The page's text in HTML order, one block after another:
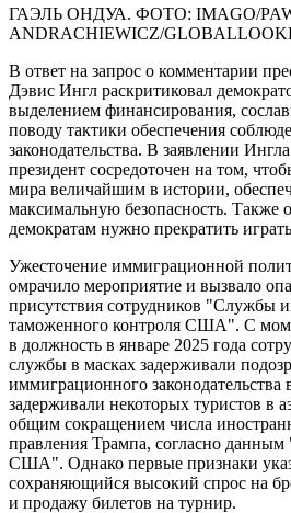
ГАЭЛЬ ОНДУА. ФОТО: IMAGO/
ANDRACHIEWICZ/
В ответ на запрос о комментарии
Дэвис Ингл раскритиковал
выделением финансирования,
поводу тактики обеспечения
законодательства. В заявлении
президент сосредоточен на том,
мира величайшим в истории,
максимальную безопасность. Также
демократам нужно прекратить
Ужесточение иммиграционной
омрачило мероприятие и вызвало
присутствия сотрудников "Службы
таможенного контроля США". С
в должность в январе 2025 года
службы в масках задерживали
иммиграционного
задерживали некоторых туристов в
общим сокращением числа
правления Трампа, согласно
США". Однако первые признаки
сохраняющийся высокий спрос на
и продажу билетов на турнир.